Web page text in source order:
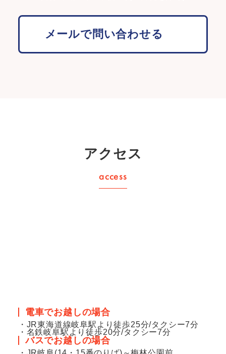
メールで問い合わせる
アクセス
電車でお越しの場合
・JR東海道線岐阜駅より徒歩25分/タクシー7分
・名鉄岐阜駅より徒歩20分/タクシー7分
バスでお越しの場合